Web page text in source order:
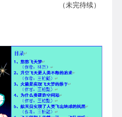
（未完待续）